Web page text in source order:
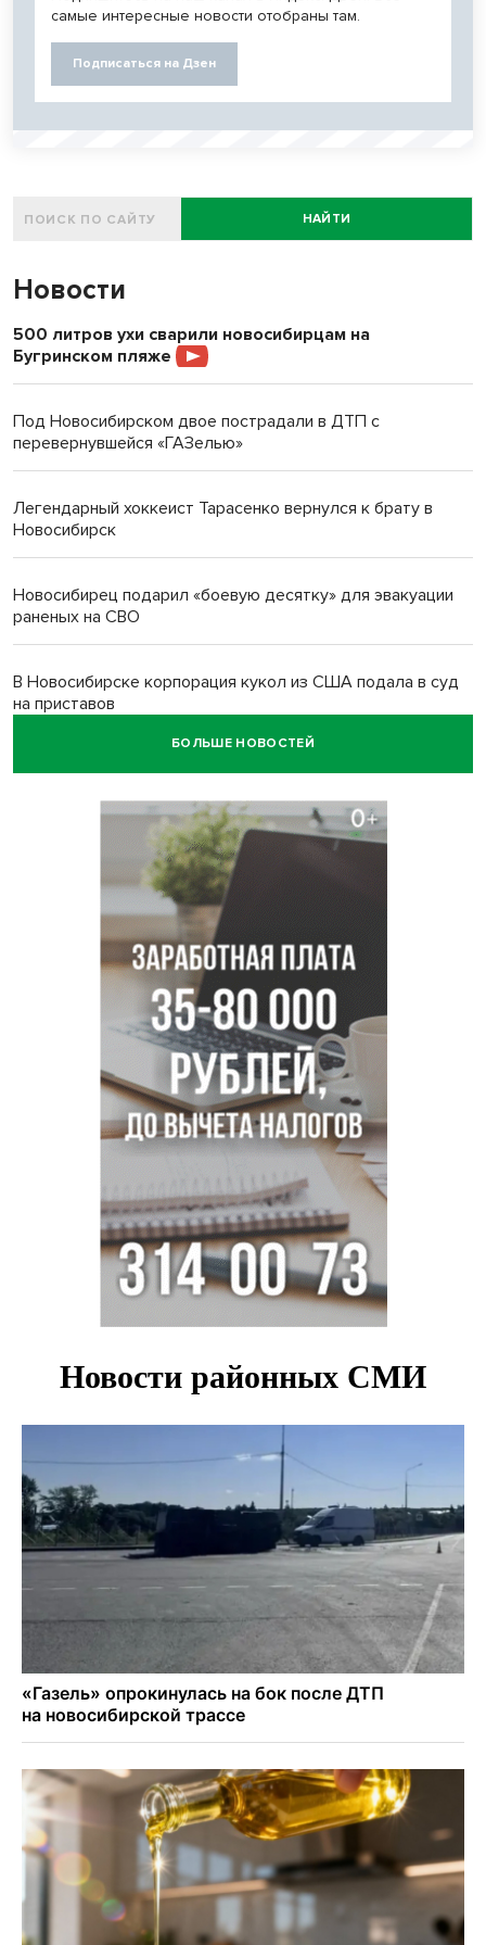
самые интересные новости отобраны там.
Подписаться на Дзен
НАЙТИ
Новости
500 литров ухи сварили новосибирцам на
Бугринском пляже
Под Новосибирском двое пострадали в ДТП с
перевернувшейся «ГАЗелью»
Легендарный хоккеист Тарасенко вернулся к брату в
Новосибирск
Новосибирец подарил «боевую десятку» для эвакуации
раненых на СВО
В Новосибирске корпорация кукол из США подала в суд
на приставов
БОЛЬШЕ НОВОСТЕЙ